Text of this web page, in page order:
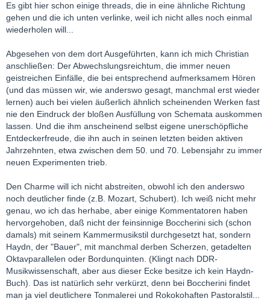
Es gibt hier schon einige threads, die in eine ähnliche Richtung
gehen und die ich unten verlinke, weil ich nicht alles noch einmal
wiederholen will...
Abgesehen von dem dort Ausgeführten, kann ich mich Christian
anschließen: Der Abwechslungsreichtum, die immer neuen
geistreichen Einfälle, die bei entsprechend aufmerksamem Hören
(und das müssen wir, wie anderswo gesagt, manchmal erst wieder
lernen) auch bei vielen äußerlich ähnlich scheinenden Werken fast
nie den Eindruck der bloßen Ausfüllung von Schemata auskommen
lassen. Und die ihm anscheinend selbst eigene unerschöpfliche
Entdeckerfreude, die ihn auch in seinen letzten beiden aktiven
Jahrzehnten, etwa zwischen dem 50. und 70. Lebensjahr zu immer
neuen Experimenten trieb.
Den Charme will ich nicht abstreiten, obwohl ich den anderswo
noch deutlicher finde (z.B. Mozart, Schubert). Ich weiß nicht mehr
genau, wo ich das herhabe, aber einige Kommentatoren haben
hervorgehoben, daß nicht der feinsinnige Boccherini sich (schon
damals) mit seinem Kammermusikstil durchgesetzt hat, sondern
Haydn, der "Bauer", mit manchmal derben Scherzen, getadelten
Oktavparallelen oder Bordunquinten. (Klingt nach DDR-
Musikwissenschaft, aber aus dieser Ecke besitze ich kein Haydn-
Buch). Das ist natürlich sehr verkürzt, denn bei Boccherini findet
man ja viel deutlichere Tonmalerei und Rokokohaften Pastoralstil...